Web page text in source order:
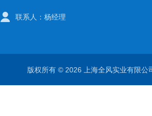
联系人：杨经理
版权所有 © 2026 上海全风实业有限